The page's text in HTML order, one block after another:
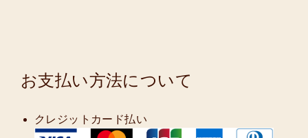
お支払い方法について
クレジットカード払い